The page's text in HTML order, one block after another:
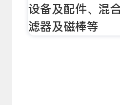
设备及配件、混
滤器及磁棒等